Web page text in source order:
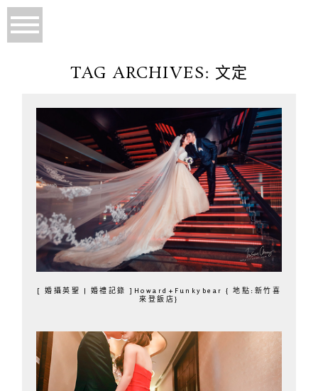
TAG ARCHIVES: 文定
[ 婚攝英聖 | 婚禮記錄 ]Howard+Funkybear { 地點:新竹喜
來登飯店}